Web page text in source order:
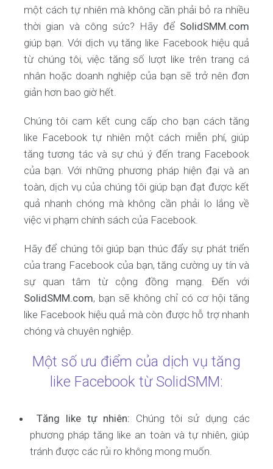
một cách tự nhiên mà không cần phải bỏ ra nhiều
thời gian và công sức? Hãy để SolidSMM.com
giúp bạn. Với dịch vụ tăng like Facebook hiệu quả
từ chúng tôi, việc tăng số lượt like trên trang cá
nhân hoặc doanh nghiệp của bạn sẽ trở nên đơn
giản hơn bao giờ hết.
Chúng tôi cam kết cung cấp cho bạn cách tăng
like Facebook tự nhiên một cách miễn phí, giúp
tăng tương tác và sự chú ý đến trang Facebook
của bạn. Với những phương pháp hiện đại và an
toàn, dịch vụ của chúng tôi giúp bạn đạt được kết
quả nhanh chóng mà không cần phải lo lắng về
việc vi phạm chính sách của Facebook.
Hãy để chúng tôi giúp bạn thúc đẩy sự phát triển
của trang Facebook của bạn, tăng cường uy tín và
sự quan tâm từ cộng đồng mạng. Đến với
SolidSMM.com, bạn sẽ không chỉ có cơ hội tăng
like Facebook hiệu quả mà còn được hỗ trợ nhanh
chóng và chuyên nghiệp.
Một số ưu điểm của dịch vụ tăng
like Facebook từ SolidSMM:
Tăng like tự nhiên: Chúng tôi sử dụng các
phương pháp tăng like an toàn và tự nhiên, giúp
tránh được các rủi ro không mong muốn.